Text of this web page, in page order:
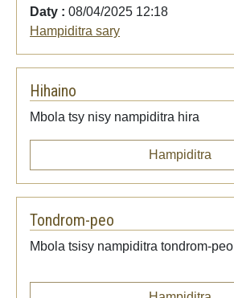
Daty : 08/04/2025 12:18
Hampiditra sary
Hihaino
Mbola tsy nisy nampiditra hira
Hampiditra
Tondrom-peo
Mbola tsisy nampiditra tondrom-peo